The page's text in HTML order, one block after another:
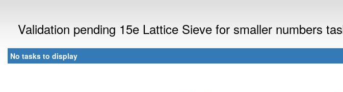
Validation pending 15e Lattice Sieve for smaller numbers
No tasks to display